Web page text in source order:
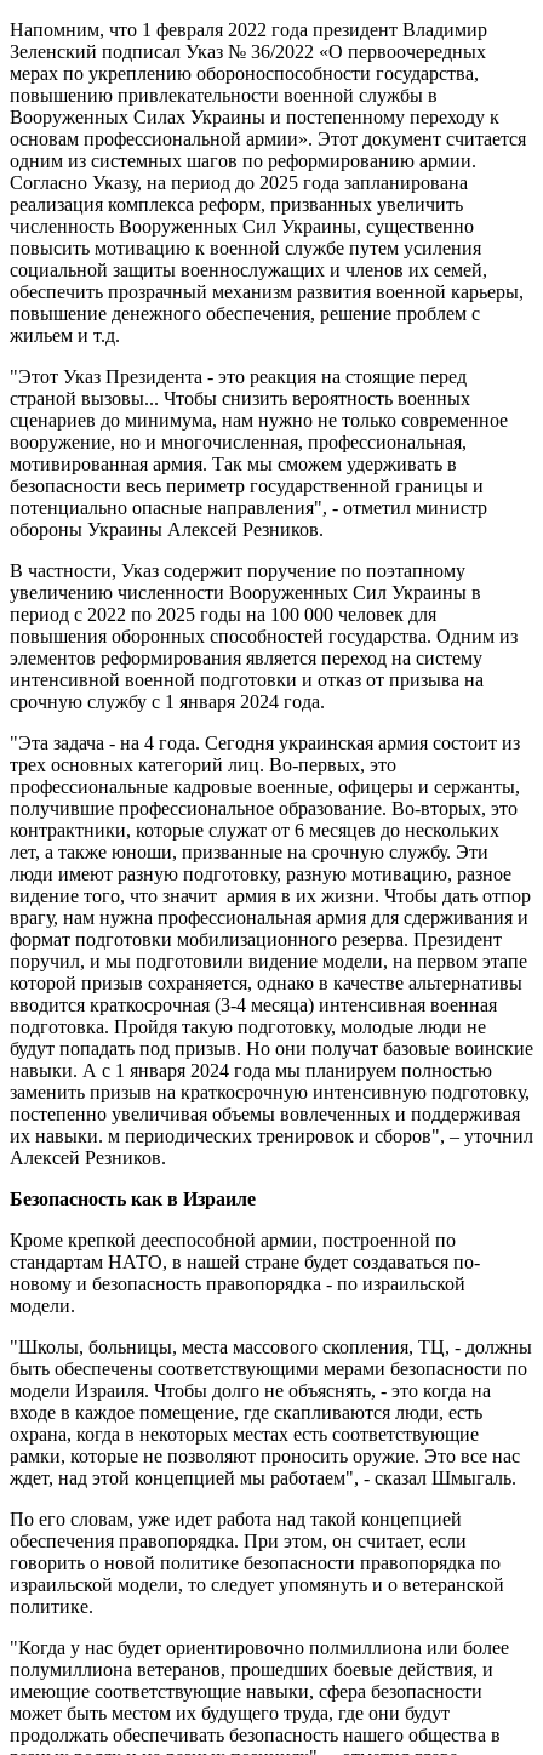
Напомним, что 1 февраля 2022 года президент Владимир
Зеленский подписал Указ № 36/2022 «О первоочередных
мерах по укреплению обороноспособности государства,
повышению привлекательности военной службы в
Вооруженных Силах Украины и постепенному переходу к
основам профессиональной армии». Этот документ считается
одним из системных шагов по реформированию армии.
Согласно Указу, на период до 2025 года запланирована
реализация комплекса реформ, призванных увеличить
численность Вооруженных Сил Украины, существенно
повысить мотивацию к военной службе путем усиления
социальной защиты военнослужащих и членов их семей,
обеспечить прозрачный механизм развития военной карьеры,
повышение денежного обеспечения, решение проблем с
жильем и т.д.
"Этот Указ Президента - это реакция на стоящие перед
страной вызовы... Чтобы снизить вероятность военных
сценариев до минимума, нам нужно не только современное
вооружение, но и многочисленная, профессиональная,
мотивированная армия. Так мы сможем удерживать в
безопасности весь периметр государственной границы и
потенциально опасные направления", - отметил министр
обороны Украины Алексей Резников.
В частности, Указ содержит поручение по поэтапному
увеличению численности Вооруженных Сил Украины в
период с 2022 по 2025 годы на 100 000 человек для
повышения оборонных способностей государства. Одним из
элементов реформирования является переход на систему
интенсивной военной подготовки и отказ от призыва на
срочную службу с 1 января 2024 года.
"Эта задача - на 4 года. Сегодня украинская армия состоит из
трех основных категорий лиц. Во-первых, это
профессиональные кадровые военные, офицеры и сержанты,
получившие профессиональное образование. Во-вторых, это
контрактники, которые служат от 6 месяцев до нескольких
лет, а также юноши, призванные на срочную службу. Эти
люди имеют разную подготовку, разную мотивацию, разное
видение того, что значит армия в их жизни. Чтобы дать отпор
врагу, нам нужна профессиональная армия для сдерживания и
формат подготовки мобилизационного резерва. Президент
поручил, и мы подготовили видение модели, на первом этапе
которой призыв сохраняется, однако в качестве альтернативы
вводится краткосрочная (3-4 месяца) интенсивная военная
подготовка. Пройдя такую ​​подготовку, молодые люди не
будут попадать под призыв. Но они получат базовые воинские
навыки. А с 1 января 2024 года мы планируем полностью
заменить призыв на краткосрочную интенсивную подготовку,
постепенно увеличивая объемы вовлеченных и поддерживая
их навыки. м периодических тренировок и сборов", – уточнил
Алексей Резников.
Безопасность как в Израиле
Кроме крепкой дееспособной армии, построенной по
стандартам НАТО, в нашей стране будет создаваться по-
новому и безопасность правопорядка - по израильской
модели.
"Школы, больницы, места массового скопления, ТЦ, - должны
быть обеспечены соответствующими мерами безопасности по
модели Израиля. Чтобы долго не объяснять, - это когда на
входе в каждое помещение, где скапливаются люди, есть
охрана, когда в некоторых местах есть соответствующие
рамки, которые не позволяют проносить оружие. Это все нас
ждет, над этой концепцией мы работаем", - сказал Шмыгаль.
По его словам, уже идет работа над такой концепцией
обеспечения правопорядка. При этом, он считает, если
говорить о новой политике безопасности правопорядка по
израильской модели, то следует упомянуть и о ветеранской
политике.
"Когда у нас будет ориентировочно полмиллиона или более
полумиллиона ветеранов, прошедших боевые действия, и
имеющие соответствующие навыки, сфера безопасности
может быть местом их будущего труда, где они будут
продолжать обеспечивать безопасность нашего общества в